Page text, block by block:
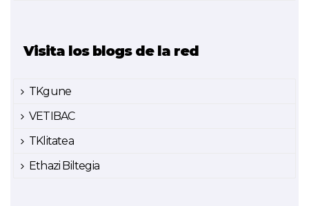
Visita los blogs de la red
TKgune
VETIBAC
TKlitatea
Ethazi Biltegia